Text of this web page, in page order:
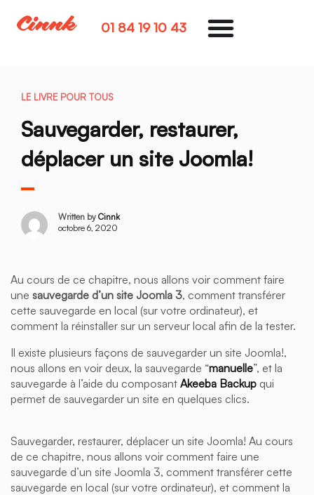
01 84 19 10 43
LE LIVRE POUR TOUS
Sauvegarder, restaurer,
déplacer un site Joomla!
Written by Cinnk
octobre 6, 2020
Au cours de ce chapitre, nous allons voir comment faire
une sauvegarde d’un site Joomla 3, comment transférer
cette sauvegarde en local (sur votre ordinateur), et
comment la réinstaller sur un serveur local afin de la tester.
Il existe plusieurs façons de sauvegarder un site Joomla!,
nous allons en voir deux, la sauvegarde “manuelle”, et la
sauvegarde à l’aide du composant Akeeba Backup qui
permet de sauvegarder un site en quelques clics.
Sauvegarder, restaurer, déplacer un site Joomla! Au cours
de ce chapitre, nous allons voir comment faire une
sauvegarde d’un site Joomla 3, comment transférer cette
sauvegarde en local (sur votre ordinateur), et comment la